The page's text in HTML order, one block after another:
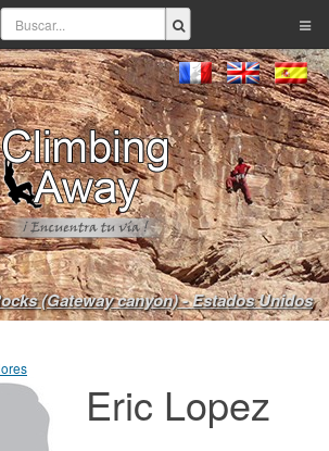
(Gateway canyon) - Estados Unidos
Eric Lopez